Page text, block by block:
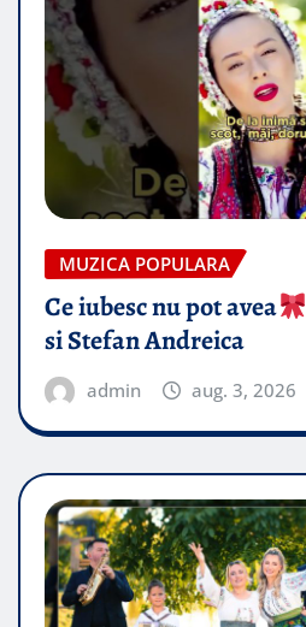
MUZICA POPULARA
Ce iubesc nu pot avea
si Stefan Andreica
admin aug. 3, 2026